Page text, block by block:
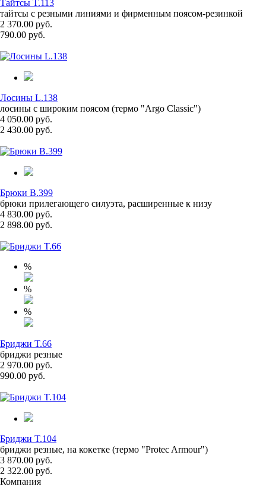
Тайтсы T.113
тайтсы с резными линиями и фирменным поясом-резинкой
2 370.00 руб.
790.00 руб.
Лосины L.138
лосины с широким поясом (термо "Argo Classic")
4 050.00 руб.
2 430.00 руб.
Брюки B.399
брюки прилегающего силуэта, расширенные к низу
4 830.00 руб.
2 898.00 руб.
%
%
%
Бриджи T.66
бриджи резные
2 970.00 руб.
990.00 руб.
Бриджи T.104
бриджи резные, на кокетке (термо "Protec Armour")
3 870.00 руб.
2 322.00 руб.
Компания